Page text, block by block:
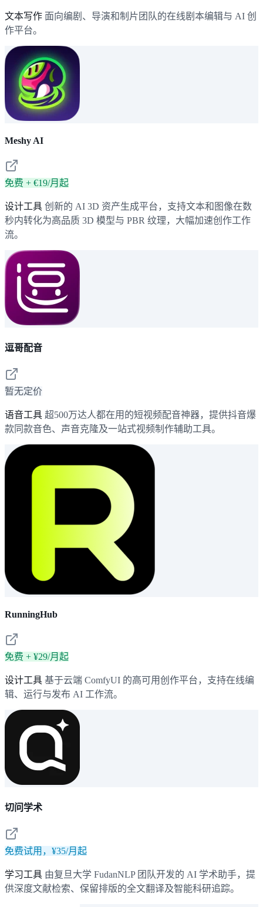
文本写作 面向编剧、导演和制片团队的在线剧本编辑与 AI 创
作平台。
Meshy AI
免费 + €19/月起
设计工具 创新的 AI 3D 资产生成平台，支持文本和图像在数
秒内转化为高品质 3D 模型与 PBR 纹理，大幅加速创作工作
流。
逗哥配音
暂无定价
语音工具 超500万达人都在用的短视频配音神器，提供抖音爆
款同款音色、声音克隆及一站式视频制作辅助工具。
RunningHub
免费 + ¥29/月起
设计工具 基于云端 ComfyUI 的高可用创作平台，支持在线编
辑、运行与发布 AI 工作流。
切问学术
免费试用，¥35/月起
学习工具 由复旦大学 FudanNLP 团队开发的 AI 学术助手，提
供深度文献检索、保留排版的全文翻译及智能科研追踪。